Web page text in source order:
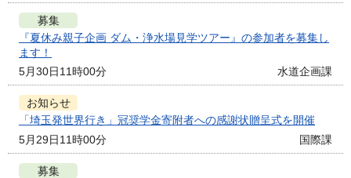
募集
『夏休み親子企画 ダム・浄水場見学ツアー』の参加者を募集し
ます！
5月30日11時00分
水道企画課
お知らせ
「埼玉発世界行き」冠奨学金寄附者への感謝状贈呈式を開催
5月29日11時00分
国際課
募集